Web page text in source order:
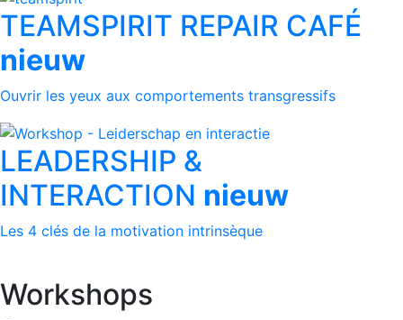
TEAMSPIRIT REPAIR CAFÉ
nieuw
Ouvrir les yeux aux comportements transgressifs
LEADERSHIP &
INTERACTION nieuw
Les 4 clés de la motivation intrinsèque
Workshops